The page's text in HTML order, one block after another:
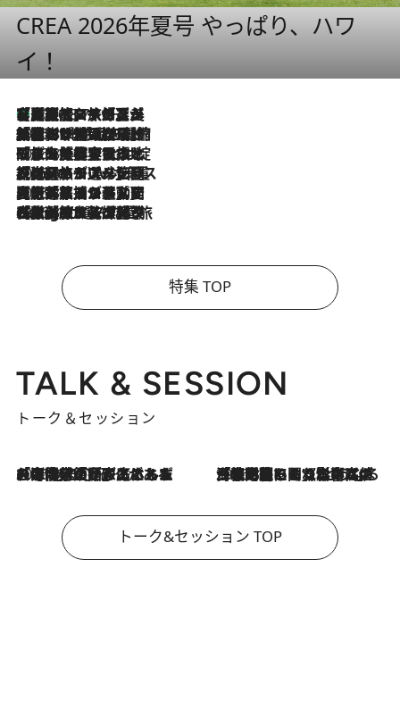
CREA 2026年夏号 やっぱり、ハワ
イ！
2026.8.7
【厳選旅コスメ】「多機能アイテムがメイン！」旅好き美容エディターが選んだ夏旅ベストコスメを発表【Mサイズジップ】
2026.8.6
「荷物が増えるほど旅ストレスは増す」美容ジャーナリストがたどり着いた最終結論。“化粧品を劇的に減らす”感動の凝縮美容とは
2026.8.6
「旅先には金髪ウィッグを持参」日本と同じメイクでは損してる!? 美容ジャーナリストが提案する“掟破りの旅美容”とは
2026.8.6
【厳選旅コスメ】「身軽さ＆UV対策重視！」ヘアアーティストshucoが選んだ夏旅ベストコスメを発表【Mサイズジップ】
2026.8.5
【厳選旅コスメ】国内をあちこち移動する河井菜摘が選んだ夏旅ベストコスメ発表！「リラックスアイテムはマスト」【Mサイズジップ】
2026.8.4
【厳選旅コスメ】「紫外線＆乾燥対策しながらメイク感も！」ヘア＆メイクGeorgeが選んだ夏旅ベストコスメを発表！【Mサイズジップ】
特集 TOP
TALK & SESSION
トーク＆セッション
2026.8.3
「今後値上げがあるとすれば…」「リスクがあるのは今年の冬」エネルギー専門家が語る、ホルムズ海峡封鎖が家庭にもたらす“ある心配” 2026.8.3
「住宅建てられない…」「サーチャージ料の高値が続いている」ホルムズ海峡封鎖による影響はいつまで続く？《エネルギー専門家に聞く“どうなる日本の暮らし”》
トーク&セッション TOP